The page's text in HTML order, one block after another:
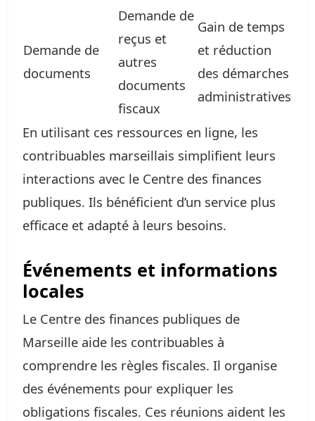
Demande de
documents
Demande de
reçus et
autres
documents
fiscaux
Gain de temps
et réduction
des démarches
administratives
En utilisant ces ressources en ligne, les
contribuables marseillais simplifient leurs
interactions avec le Centre des finances
publiques. Ils bénéficient d’un service plus
efficace et adapté à leurs besoins.
Événements et informations
locales
Le Centre des finances publiques de
Marseille aide les contribuables à
comprendre les règles fiscales. Il organise
des événements pour expliquer les
obligations fiscales. Ces réunions aident les